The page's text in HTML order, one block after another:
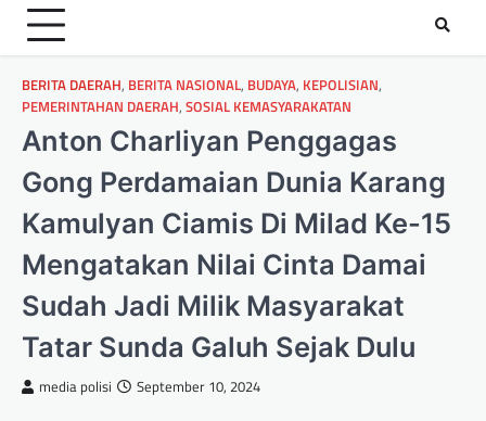
BERITA DAERAH, BERITA NASIONAL, BUDAYA, KEPOLISIAN,
PEMERINTAHAN DAERAH, SOSIAL KEMASYARAKATAN
Anton Charliyan Penggagas
Gong Perdamaian Dunia Karang
Kamulyan Ciamis Di Milad Ke-15
Mengatakan Nilai Cinta Damai
Sudah Jadi Milik Masyarakat
Tatar Sunda Galuh Sejak Dulu
media polisi September 10, 2024